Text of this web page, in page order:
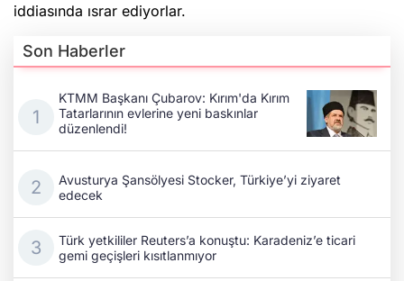
iddiasında ısrar ediyorlar.
Son Haberler
KTMM Başkanı Çubarov: Kırım'da Kırım
Tatarlarının evlerine yeni baskınlar
düzenlendi!
Avusturya Şansölyesi Stocker, Türkiye’yi ziyaret
edecek
Türk yetkililer Reuters’a konuştu: Karadeniz’e ticari
gemi geçişleri kısıtlanmıyor